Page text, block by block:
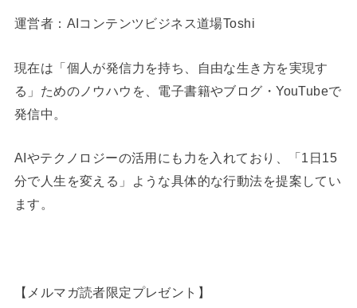
運営者：AIコンテンツビジネス道場Toshi
現在は「個人が発信力を持ち、自由な生き方を実現す
る」ためのノウハウを、電子書籍やブログ・YouTubeで
発信中。
AIやテクノロジーの活用にも力を入れており、「1日15
分で人生を変える」ような具体的な行動法を提案してい
ます。
【メルマガ読者限定プレゼント】